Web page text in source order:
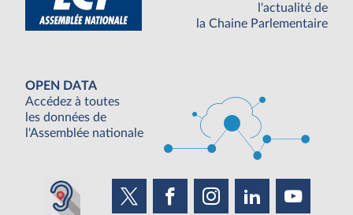
l'actualité de
la Chaine Parlementaire
OPEN DATA
Accédez à toutes
les données de
l'Assemblée nationale